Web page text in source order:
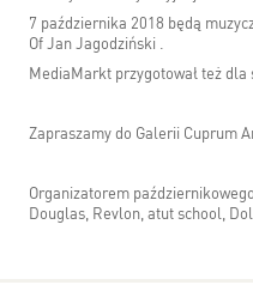
7 października 2018 będą
Of Jan Jagodziński .
MediaMarkt przygotował też
Zapraszamy do Galerii Cuprum
Organizatorem
Douglas, Revlon, atut school,